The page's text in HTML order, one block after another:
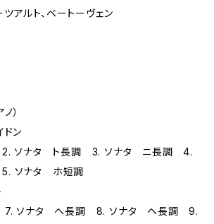
ツアルト、ベートーヴェン
）
ン
ソナタ ト長調 3. ソナタ ニ長調 4.
ソナタ ホ短調
7. ソナタ ヘ長調 8. ソナタ ヘ長調 9.